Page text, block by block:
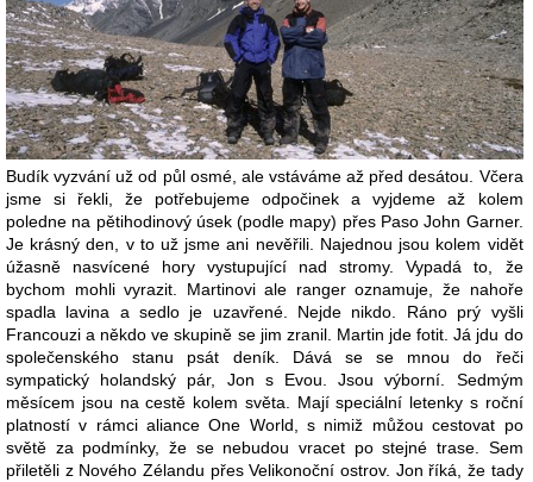
Budík vyzvání už od půl osmé, ale vstáváme až před desátou. Včera
jsme si řekli, že potřebujeme odpočinek a vyjdeme až kolem
poledne na pětihodinový úsek (podle mapy) přes Paso John Garner.
Je krásný den, v to už jsme ani nevěřili. Najednou jsou kolem vidět
úžasně nasvícené hory vystupující nad stromy. Vypadá to, že
bychom mohli vyrazit. Martinovi ale ranger oznamuje, že nahoře
spadla lavina a sedlo je uzavřené. Nejde nikdo. Ráno prý vyšli
Francouzi a někdo ve skupině se jim zranil. Martin jde fotit. Já jdu do
společenského stanu psát deník. Dává se se mnou do řeči
sympatický holandský pár, Jon s Evou. Jsou výborní. Sedmým
měsícem jsou na cestě kolem světa. Mají speciální letenky s roční
platností v rámci aliance One World, s nimiž můžou cestovat po
světě za podmínky, že se nebudou vracet po stejné trase. Sem
přiletěli z Nového Zélandu přes Velikonoční ostrov. Jon říká, že tady